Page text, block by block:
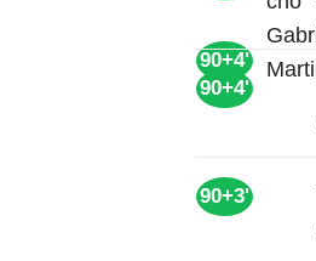
90+4'
90+4'
90+3'